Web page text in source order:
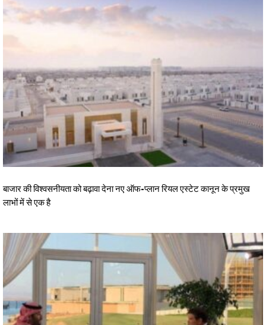
बाजार की विश्वसनीयता को बढ़ावा देना नए ऑफ-प्लान रियल एस्टेट कानून के प्रमुख
लाभों में से एक है